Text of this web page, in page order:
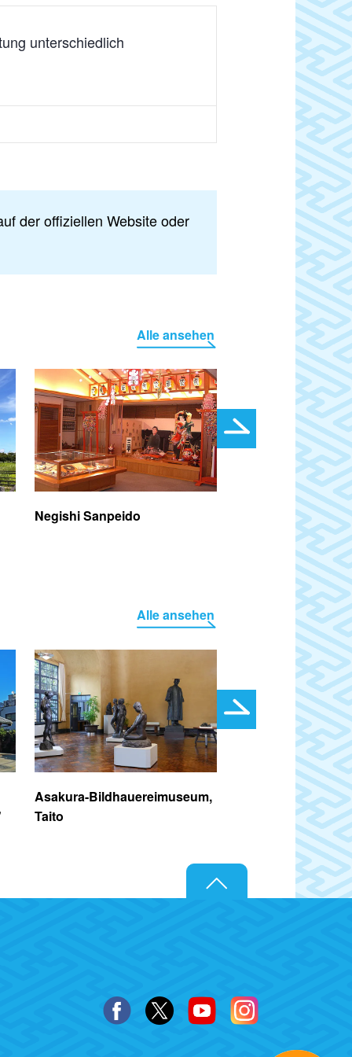
unterschiedlich
der offiziellen Website oder
Alle ansehen
Negishi Sanpeido Arakawa-
Alle ansehen
Asakura-Bildhauereimuseum,
Taito
Nezu-jinja-Schrein